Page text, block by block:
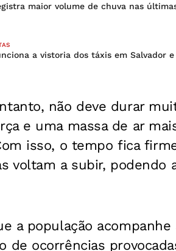
maior volume de chuva nas
a vistoria dos táxis em Salvador
não deve durar
e uma massa de ar
isso, o tempo fica
voltam a subir, podendo
a população
de ocorrências